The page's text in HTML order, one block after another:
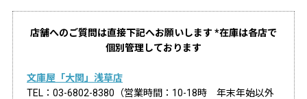
店舗へのご質問は直接下記へお願いします *在庫は各店で
個別管理しております
文庫屋「大関」浅草店
TEL：03-6802-8380（営業時間：10-18時 年末年始以外